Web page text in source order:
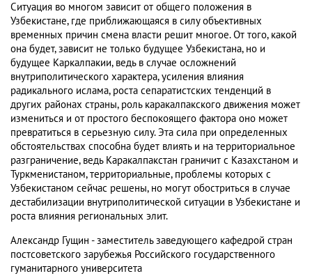
Ситуация во многом зависит от общего положения в
Узбекистане, где приближающаяся в силу объективных
временных причин смена власти решит многое. От того, какой
она будет, зависит не только будущее Узбекистана, но и
будущее Каркалпакии, ведь в случае осложнений
внутриполитического характера, усиления влияния
радикального ислама, роста сепаратистских тенденций в
других районах страны, роль каракалпакского движения может
измениться и от простого беспокоящего фактора оно может
превратиться в серьезную силу. Эта сила при определенных
обстоятельствах способна будет влиять и на территориальное
разграничение, ведь Каракалпакстан граничит с Казахстаном и
Туркменистаном, территориальные, проблемы которых с
Узбекистаном сейчас решены, но могут обостриться в случае
дестабилизации внутриполитической ситуации в Узбекистане и
роста влияния региональных элит.
Александр Гущин - заместитель заведующего кафедрой стран
постсоветского зарубежья Российского государственного
гуманитарного университета